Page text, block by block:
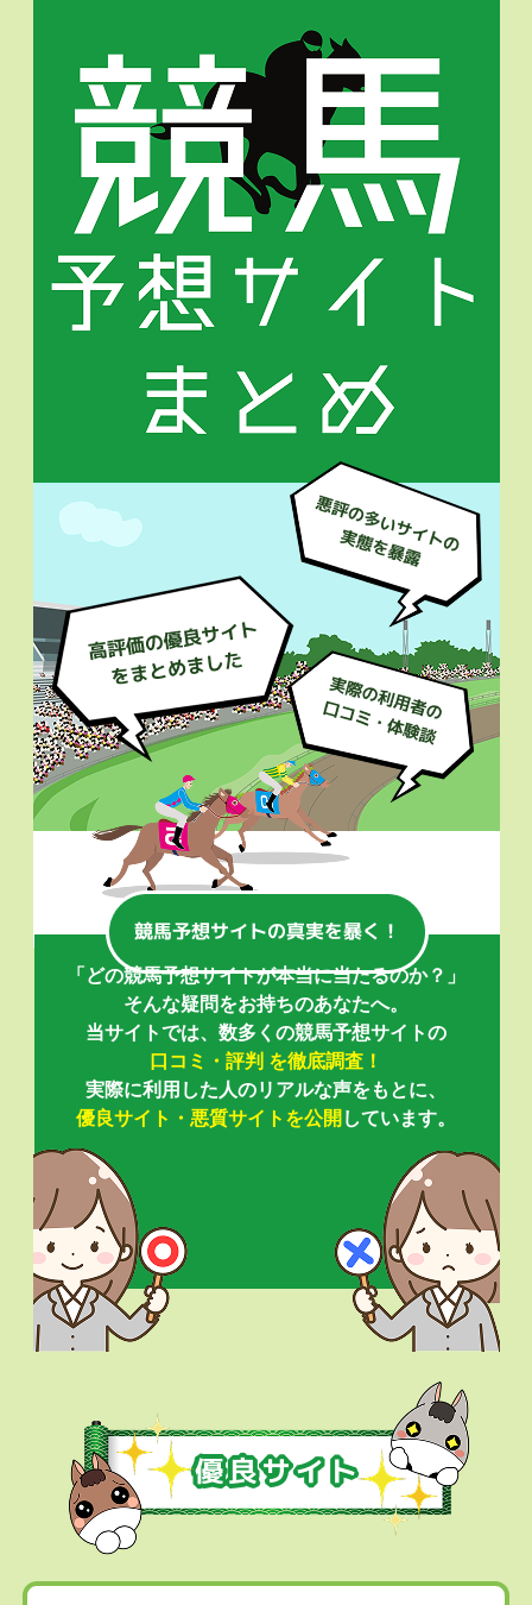
「どの競馬予想サイトが本当に当たるのか？」
そんな疑問をお持ちのあなたへ。
当サイトでは、数多くの競馬予想サイトの
口コミ・評判 を徹底調査！
実際に利用した人のリアルな声をもとに、
優良サイト・悪質サイトを公開しています。